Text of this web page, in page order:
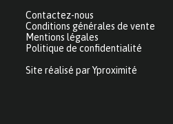
Contactez-nous
Conditions générales de vente
Mentions légales
Politique de confidentialité
Site réalisé par Yproximité